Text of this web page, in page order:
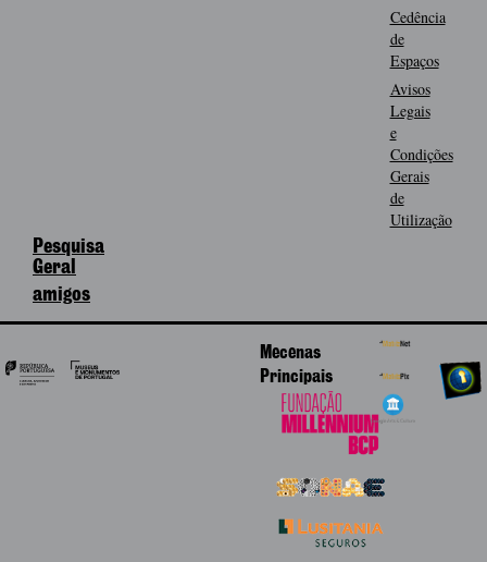
Cedência
de
Espaços
Avisos
Legais
e
Condições
Gerais
de
Utilização
Pesquisa
Geral
amigos
Mecenas
Principais